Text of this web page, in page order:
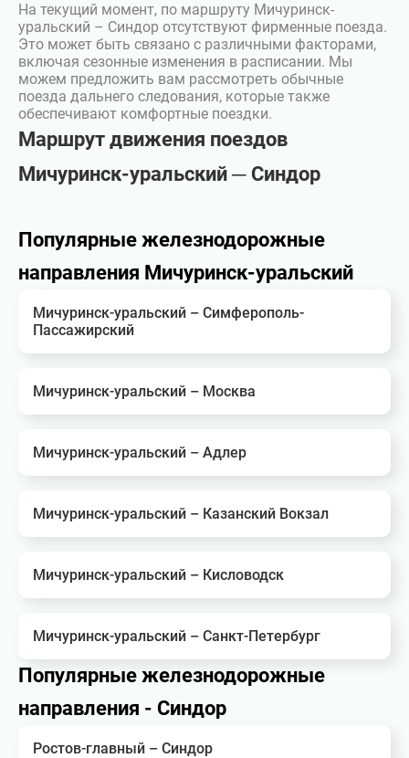
На текущий момент, по маршруту Мичуринск-
уральский – Синдор отсутствуют фирменные поезда.
Это может быть связано с различными факторами,
включая сезонные изменения в расписании. Мы
можем предложить вам рассмотреть обычные
поезда дальнего следования, которые также
обеспечивают комфортные поездки.
Маршрут движения поездов
Мичуринск-уральский ─ Синдор
Популярные железнодорожные
направления Мичуринск-уральский
Мичуринск-уральский – Симферополь-
Пассажирский
Мичуринск-уральский – Москва
Мичуринск-уральский – Адлер
Мичуринск-уральский – Казанский Вокзал
Мичуринск-уральский – Кисловодск
Мичуринск-уральский – Санкт-Петербург
Популярные железнодорожные
направления - Синдор
Ростов-главный – Синдор